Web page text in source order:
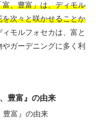
、豊富」は、ディモル
次々と咲かせることか
ィモルフォセカは、富と
ガーデニングに多く利
豊富』の由来